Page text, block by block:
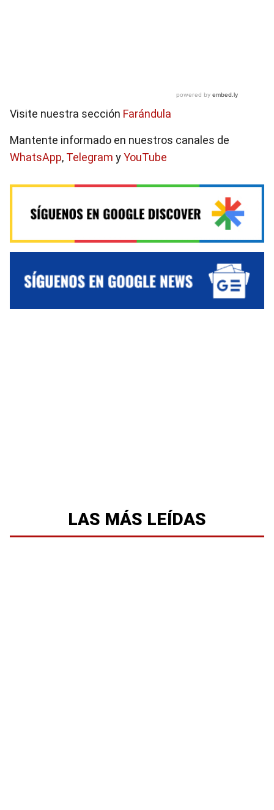
Visite nuestra sección Farándula
Mantente informado en nuestros canales de
WhatsApp, Telegram yYouTube
LAS MÁS LEÍDAS